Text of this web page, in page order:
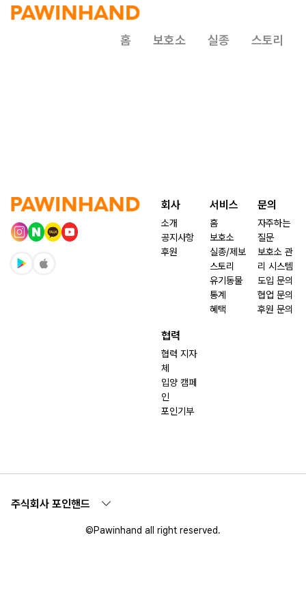
홈 보호소 실종 스토리
회사
소개
공지사항
후원
서비스
홈
보호소
실종/제보
스토리
유기동물
통계
혜택
문의
자주하는
질문
보호소 관
리 시스템
도입 문의
협업 문의
후원 문의
협력
협력 지자
체
입양 캠페
인
포인기부
주식회사 포인핸드
©Pawinhand all right reserved.